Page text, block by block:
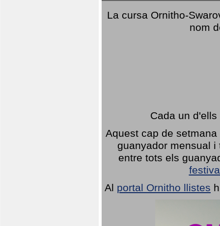
La cursa Ornitho-
nom
Cada un
Aquest cap de
guanyador mensual
entre tots els
Al portal Ornitho llistes